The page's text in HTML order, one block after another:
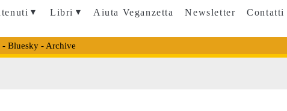
Libri Aiuta Veganzetta Newsletter Contatti
- Bluesky- Archive